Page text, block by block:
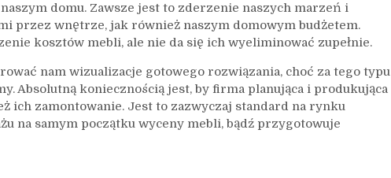
domu. Zawsze jest to zderzenie naszych marzeń i
przez wnętrze, jak również naszym domowym budżetem.
kosztów mebli, ale nie da się ich wyeliminować zupełnie.
nam wizualizacje gotowego rozwiązania, choć za tego typu
Absolutną koniecznością jest, by firma planująca i produkująca
ich zamontowanie. Jest to zazwyczaj standard na rynku
na samym początku wyceny mebli, bądź przygotowuje